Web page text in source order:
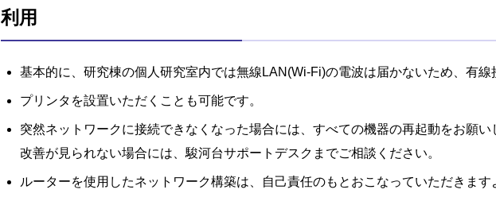
利用
基本的に、研究棟の個人研究室内では無線LAN(Wi-Fi)の電波は届かないため、有線
プリンタを設置いただくことも可能です。
突然ネットワークに接続できなくなった場合には、すべての機器の再起動をお願い
改善が見られない場合には、駿河台サポートデスクまでご相談ください。
ルーターを使用したネットワーク構築は、自己責任のもとおこなっていただきます